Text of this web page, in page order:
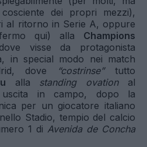
dei propri mezzi),
al ritorno in Serie A, oppure
qui) alla Champions
visse da protagonista
in special modo nei match
dove
“costrinse”tutto
alla standing ovational
in campo, dopo la
per un giocatore italiano
Stadio, tempio del calcio
1 di Avenida de Concha